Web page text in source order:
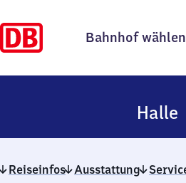
Bahnhof wählen
Halle
Reiseinfos Ausstattung